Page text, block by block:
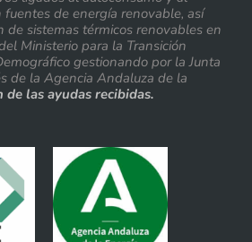
de energía renovable, así
de sistemas térmicos renovables en
Ministerio para la Transición
gestionando por la Junta
de la Agencia Andaluza de la
de las ayudas recibidas.